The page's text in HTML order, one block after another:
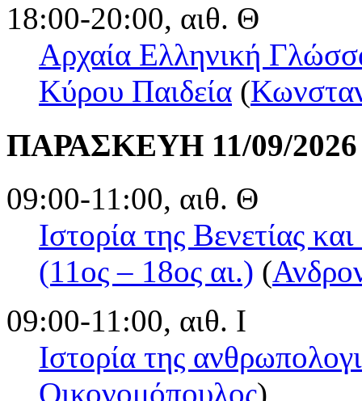
18:00-20:00, αιθ. Θ
Αρχαία Ελληνική
Κύρου Παιδεία (
ΠΑΡΑΣΚΕΥΗ 11/09/2026
09:00-11:00, αιθ. Θ
Ιστορία της Βενετίας
(11ος – 18ος αι.) (
09:00-11:00, αιθ. Ι
Ιστορία της
Οικονομόπουλος)